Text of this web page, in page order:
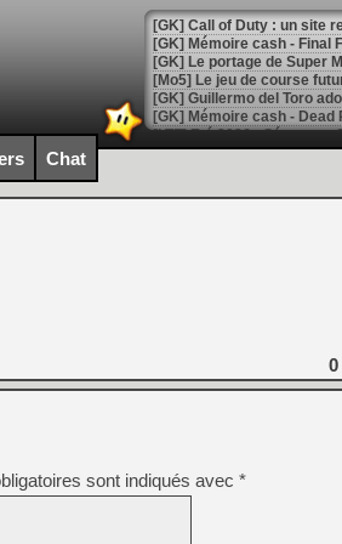
[GK] Le portage de Super
[Mo5] Le jeu de course
[GK] Guillermo del Toro
[LTF] Eté 2026 - Séquence
[GK] Mistfall Hunter :
[GK] Wo Long 2 évolue
[GK] Crossfire : un TPS à
[LS] [PS5] Premiers
[Mo5] DOOM arrive en
[GK] Bethesda fête les 30
[GK] Roblox : l'action en
[GK] Agenda - GeForce
[GK] Devolver Digital en a
[LS] [PS5] ps5-y2jb-
Chat
0
sont indiqués avec *